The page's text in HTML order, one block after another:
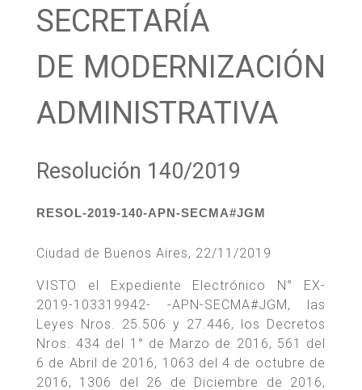
SECRETARÍA
DE MODERNIZACIÓN
ADMINISTRATIVA
Resolución 140/2019
RESOL-2019-140-APN-SECMA#JGM
Ciudad de Buenos Aires, 22/11/2019
VISTO el Expediente Electrónico N° EX-
2019-103319942- -APN-SECMA#JGM, las
Leyes Nros. 25.506 y 27.446, los Decretos
Nros. 434 del 1° de Marzo de 2016, 561 del
6 de Abril de 2016, 1063 del 4 de octubre de
2016, 1306 del 26 de Diciembre de 2016,